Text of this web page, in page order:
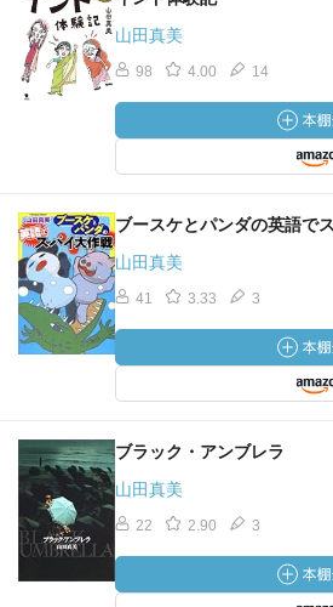
山田真美
98 4.00 14
ブースケとパンダの英語で
山田真美
41 3.33 3
ブラック・アンブレラ
山田真美
22 2.90 3